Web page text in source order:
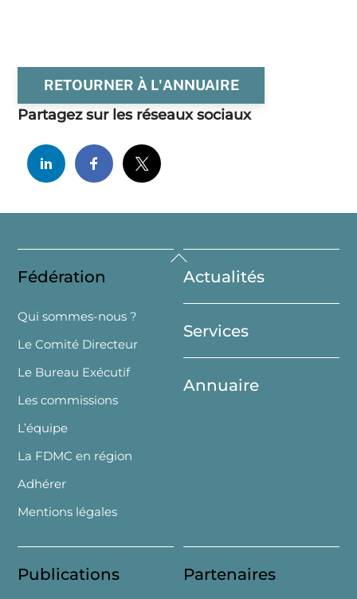
RETOURNER À L'ANNUAIRE
Partagez sur les réseaux sociaux
Back
To
Top
Fédération
Qui sommes-nous ?
Le Comité Directeur
Le Bureau Exécutif
Les commissions
L’équipe
La FDMC en région
Adhérer
Mentions légales
Actualités
Services
Annuaire
Publications Partenaires